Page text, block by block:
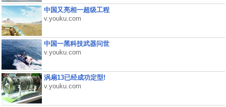
中国又亮相一超级工程
v.youku.com
中国一黑科技武器问世
v.youku.com
涡扇13已经成功定型!
v.youku.com